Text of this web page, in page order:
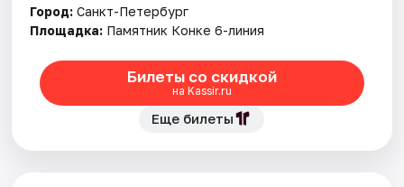
Город: Санкт-Петербург
Площадка: Памятник Конке 6-линия
Билеты со скидкой
на Kassir.ru
Еще билеты